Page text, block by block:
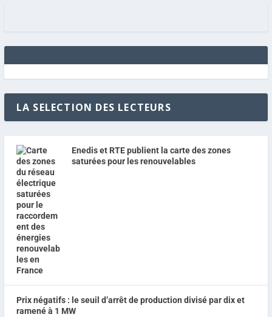
LA SELECTION DES LECTEURS
Enedis et RTE publient la carte des zones
saturées pour les renouvelables
Prix négatifs : le seuil d’arrêt de production divisé par dix et
ramené à 1 MW